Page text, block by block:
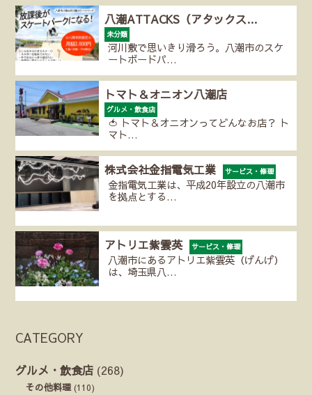
八潮ATTACKS（アタックス…
未分類
河川敷で思いきり滑ろう。八潮市のスケ
ートボードパ…
トマト＆オニオン八潮店
グルメ・飲食店
🍅 トマト＆オニオンってどんなお店？ ト
マト…
株式会社金指電気工業 サービス・修理
金指電気工業は、平成20年設立の八潮市
を拠点とする…
アトリエ紫雲英 サービス・修理
八潮市にあるアトリエ紫雲英（げんげ）
は、埼玉県八…
CATEGORY
グルメ・飲食店 (268)
その他料理 (110)